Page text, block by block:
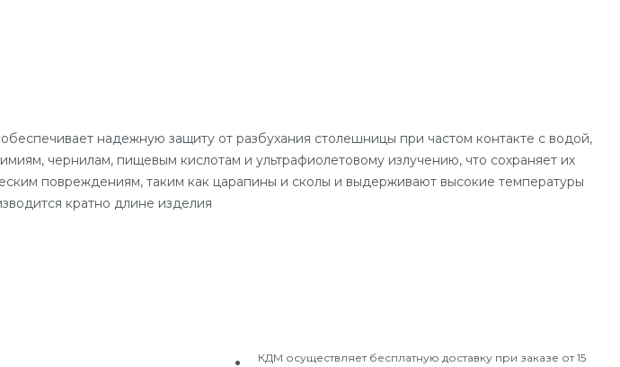
надежную защиту от разбухания столешницы при частом контакте с водой,
чернилам, пищевым кислотам и ультрафиолетовому излучению, что сохраняет их
повреждениям, таким как царапины и сколы и выдерживают высокие температуры
кратно длине изделия
КДМ осуществляет бесплатную доставку при заказе от 15